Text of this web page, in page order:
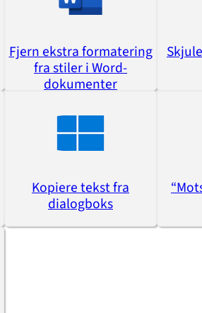
Fjern ekstra formatering
fra stiler i Word-
dokumenter
Kopiere tekst fra
dialogboks